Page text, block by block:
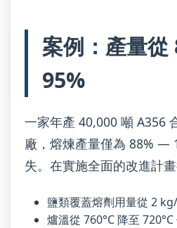
案例：產量從
95%
一家年產 40,000 噸 A356
廠，熔煉產量僅為 88% —
失。在實施全面的改進計畫
鹽類覆蓋熔劑用量從 2
爐溫從 760°C 降至 720°C